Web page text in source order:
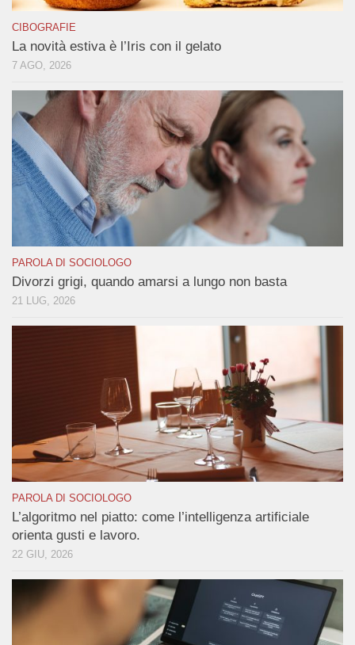
CIBOGRAFIE
La novità estiva è l’Iris con il gelato
7 AGO, 2026
PAROLA DI SOCIOLOGO
Divorzi grigi, quando amarsi a lungo non basta
21 LUG, 2026
PAROLA DI SOCIOLOGO
L’algoritmo nel piatto: come l’intelligenza artificiale
orienta gusti e lavoro.
22 GIU, 2026